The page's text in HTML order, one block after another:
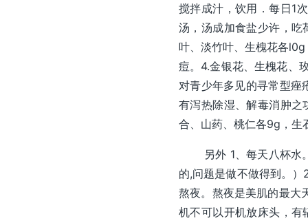
搅拌成汁，饮用．每日1
汤，汤成加食盐少许，
叶、淡竹叶、生槐花各
痘。4.金银花、生槐花、
对青少年多见的寻常型
有泻热除湿、解毒消肿
合、山药、桃仁各9g，生
另外 1、每天八杯水。
的,问题是做不做得到。
熬夜。熬夜是美肌的最大
机不可以开机放床头，